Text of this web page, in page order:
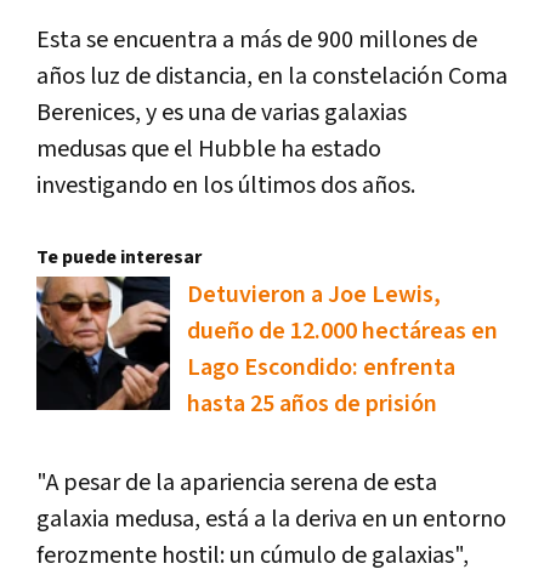
Esta se encuentra a más de 900 millones de
años luz de distancia, en la constelación Coma
Berenices, y es una de varias galaxias
medusas que el Hubble ha estado
investigando en los últimos dos años.
Te puede interesar
Detuvieron a Joe Lewis,
dueño de 12.000 hectáreas en
Lago Escondido: enfrenta
hasta 25 años de prisión
"A pesar de la apariencia serena de esta
galaxia medusa, está a la deriva en un entorno
ferozmente hostil: un cúmulo de galaxias",